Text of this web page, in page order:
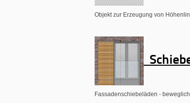
Objekt zur Erzeugung von
Fassadenschiebeläden -